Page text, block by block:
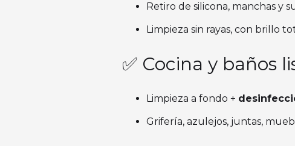
Retiro de silicona, manchas y
Limpieza sin rayas, con brillo
✅ Cocina y baños
Limpieza a fondo +
Grifería, azulejos, juntas,